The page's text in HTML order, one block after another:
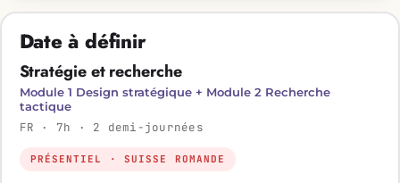
Date à définir
Stratégie et recherche
Module 1 Design stratégique + Module 2 Recherche
tactique
FR · 7h · 2 demi-journées
PRÉSENTIEL · SUISSE ROMANDE